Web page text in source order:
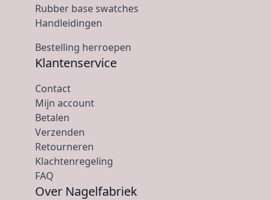
Rubber base swatches
Handleidingen
Bestelling herroepen
Klantenservice
Contact
Mijn account
Betalen
Verzenden
Retourneren
Klachtenregeling
FAQ
Over Nagelfabriek